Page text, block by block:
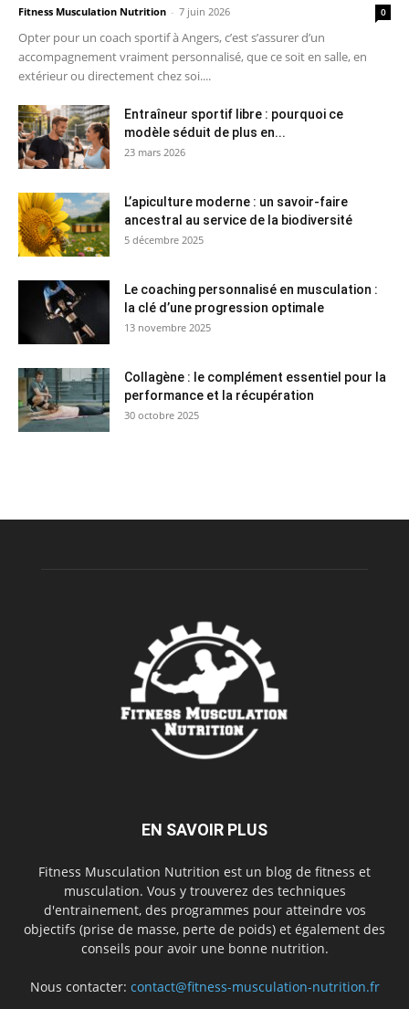
Fitness Musculation Nutrition - 7 juin 2026 0
Opter pour un coach sportif à Angers, c’est s’assurer d’un
accompagnement vraiment personnalisé, que ce soit en salle, en
extérieur ou directement chez soi....
Entraîneur sportif libre : pourquoi ce
modèle séduit de plus en...
23 mars 2026
L’apiculture moderne : un savoir-faire
ancestral au service de la biodiversité
5 décembre 2025
Le coaching personnalisé en musculation :
la clé d’une progression optimale
13 novembre 2025
Collagène : le complément essentiel pour la
performance et la récupération
30 octobre 2025
EN SAVOIR PLUS
Fitness Musculation Nutrition est un blog de fitness et
musculation. Vous y trouverez des techniques
d'entrainement, des programmes pour atteindre vos
objectifs (prise de masse, perte de poids) et également des
conseils pour avoir une bonne nutrition.
Nous contacter: contact@fitness-musculation-nutrition.fr